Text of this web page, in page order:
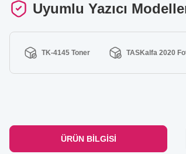
Uyumlu Yazıcı
TK-4145 Toner TASKalfa 2020
ÜRÜN BILGISI